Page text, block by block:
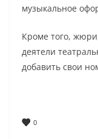
музыкальное
Кроме того,
деятели
добавить свои
0